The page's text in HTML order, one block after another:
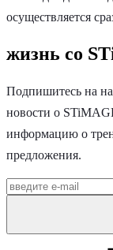
осуществляется
жизнь со
Подпишитесь на
новости о
информацию о
предложения.